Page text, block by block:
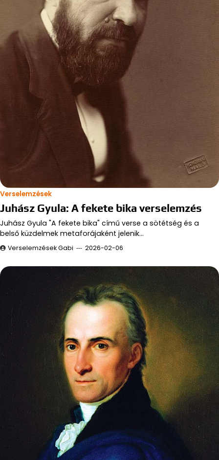
Verselemzések
Juhász Gyula: A fekete bika verselemzés
Juhász Gyula "A fekete bika" című verse a sötétség és a
belső küzdelmek metaforájaként jelenik…
Verselemzések Gabi 2026-02-06